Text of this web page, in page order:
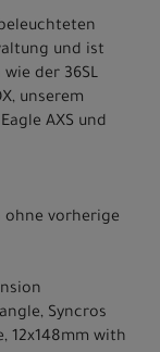
und ist
der 36SL
unserem
AXS und
ohne vorherige
Syncros
12x148mm with